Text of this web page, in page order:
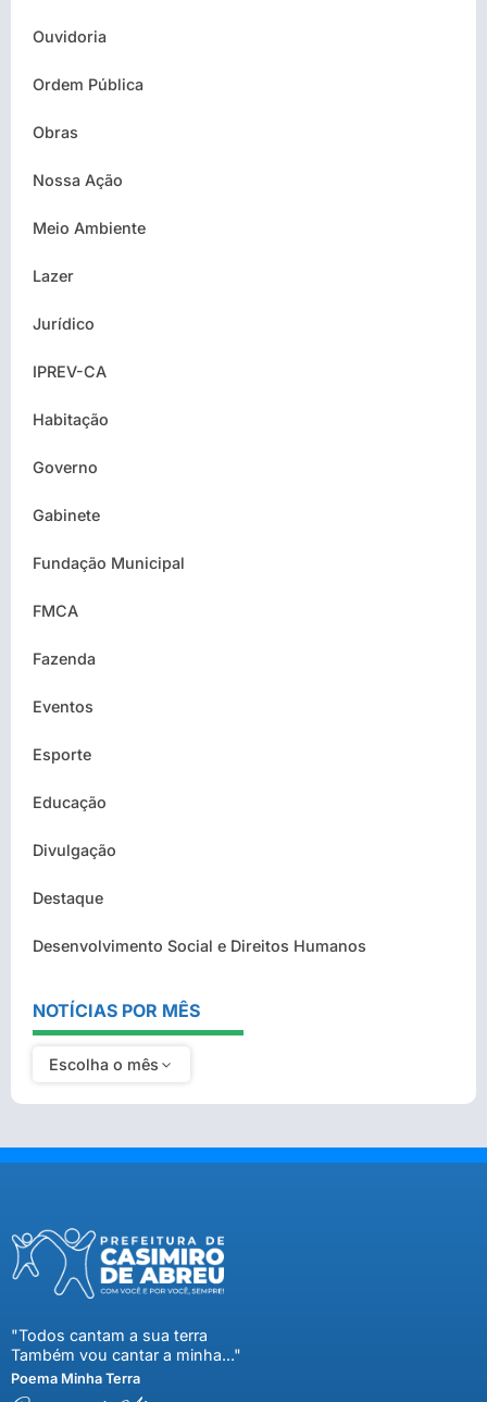
Ouvidoria
Ordem Pública
Obras
Nossa Ação
Meio Ambiente
Lazer
Jurídico
IPREV-CA
Habitação
Governo
Gabinete
Fundação Municipal
FMCA
Fazenda
Eventos
Esporte
Educação
Divulgação
Destaque
Desenvolvimento Social e Direitos Humanos
NOTÍCIAS POR MÊS
Escolha o mês
"Todos cantam a sua terra
Também vou cantar a minha..."
Poema Minha Terra